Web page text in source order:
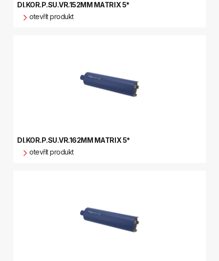
DI.KOR.P.SU.VR.152MM MATRIX 5*
otevřít produkt
DI.KOR.P.SU.VR.162MM MATRIX 5*
otevřít produkt